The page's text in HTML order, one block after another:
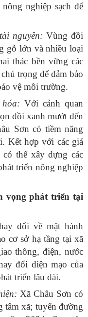
nghiệp sạch để
nguyên: Vùng đồi
gỗ lớn và nhiều loại
thác bền vững các
trọng để đảm bảo
vệ môi trường.
Với cảnh quan
đồi xanh mướt đến
Sơn có tiềm năng
Kết hợp với các giá
thể xây dựng các
triển nông nghiệp
vọng phát triển tại
đổi về mặt hành
cơ sở hạ tầng tại xã
thông, điện, nước
đổi diện mạo của
triển lâu dài.
Xã Châu Sơn có
tâm xã; tuyến đường